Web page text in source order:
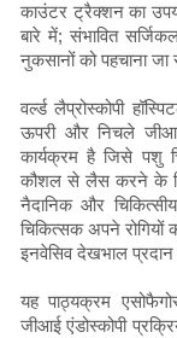
काउंटर ट्रैक्शन का
बारे में; संभावित
नुकसानों को पहचाना
वर्ल्ड लैप्रोस्कोपी
ऊपरी और निचले जीआई
कार्यक्रम है जिसे पशु
कौशल से लैस करने के
नैदानिक और
चिकित्सक अपने
इनवेसिव देखभाल
यह पाठ्यक्रम
जीआई एंडोस्कोपी